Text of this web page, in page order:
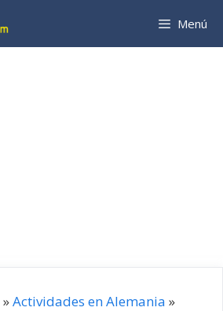
Menú
»Actividades en Alemania »